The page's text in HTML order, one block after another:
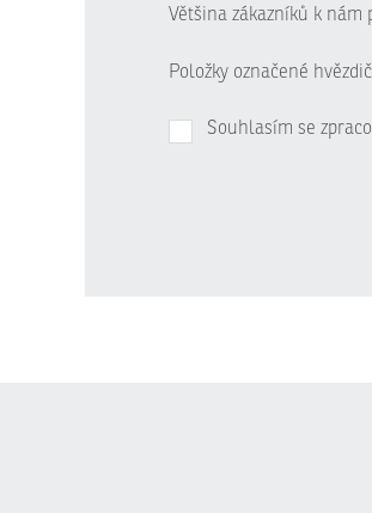
Většina zákazníků k
Položky označené
Souhlasím se